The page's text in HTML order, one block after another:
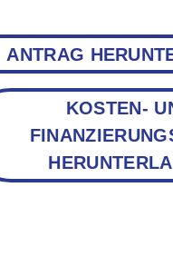
ANTRAG
KOSTEN-